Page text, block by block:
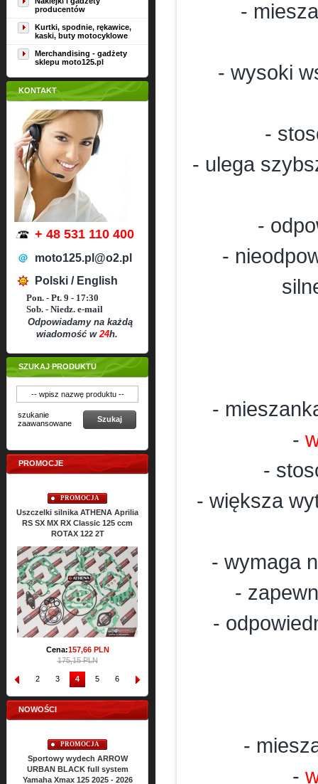
producentów
Kurtki, spodnie, rękawice,
kaski, buty motocyklowe
Merchandising - gadżety
sklepu moto125.pl
KONTAKT
+ 48 531 110 400
moto125.pl@o2.pl
Polski / English
Pon. - Pt. 9 - 17:30
Sob. - Niedz. e-mail
Odpowiadamy na każdą
wiadomość w24h.
SZUKAJ PRODUKTU
szukanie
zaawansowane
Szukaj
PROMOCJE
PROMOCJA
Uszczelki silnika ATHENA Aprilia
RS SX MX RX Classic 125 ccm
ROTAX 122 2T
Cena:157,66PLN
175,15 PLN
PROMOCJA
Uszczelki silnikowe ATHENA
2 3 4 5 6 7 8
NOWOŚCI
PROMOCJA
Sportowy wydech ARROW
URBAN BLACK full system
Yamaha Xmax 125 2025 - 2026
-
- wysoki
-
- ulega
-
-
-
-
-
- większa
- wymaga
-
-
-
-